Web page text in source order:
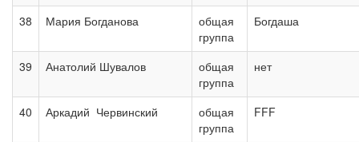
38 Мария Богданова
общая
группа
Богдаша
39 Анатолий Шувалов
общая
группа
нет
40 Аркадий Червинский
общая
группа
FFF